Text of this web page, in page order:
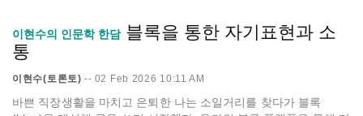
이현수의 인문학 한담 블록을 통한 자기표현과 소
통
이현수(토론토) -- 02 Feb 2026 10:11 AM
바쁜 직장생활을 마치고 은퇴한 나는 소일거리를 찾다가 블록